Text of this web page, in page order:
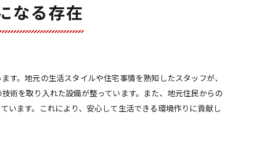
供
なる存在
。地元の生活スタイルや住宅事情を熟知したスタッフが、
術を取り入れた設備が整っています。また、地元住民からの
います。これにより、安心して生活できる環境作りに貢献し